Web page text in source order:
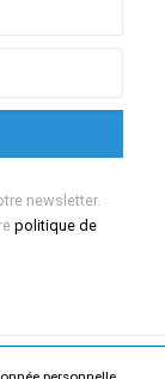
newsletter.
politique de